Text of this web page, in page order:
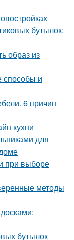
бутылок:
образ из
способы и
6 причин
кухни
для
при выборе
методы
бутылок